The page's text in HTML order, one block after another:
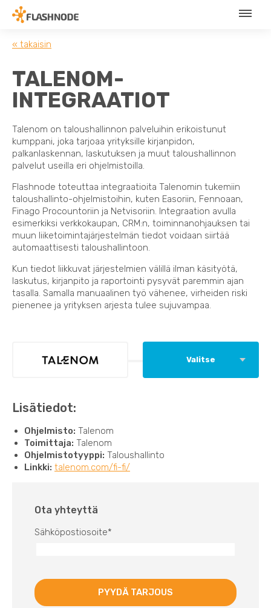
« takaisin
TALENOM-
INTEGRAATIOT
Talenom on taloushallinnon palveluihin erikoistunut
kumppani, joka tarjoaa yrityksille kirjanpidon,
palkanlaskennan, laskutuksen ja muut taloushallinnon
palvelut useilla eri ohjelmistoilla.
Flashnode toteuttaa integraatioita Talenomin tukemiin
taloushallinto-ohjelmistoihin, kuten Easoriin, Fennoaan,
Finago Procountoriin ja Netvisoriin. Integraation avulla
esimerkiksi verkkokaupan, CRM:n, toiminnanohjauksen tai
muun liiketoimintajärjestelmän tiedot voidaan siirtää
automaattisesti taloushallintoon.
Kun tiedot liikkuvat järjestelmien välillä ilman käsityötä,
laskutus, kirjanpito ja raportointi pysyvät paremmin ajan
tasalla. Samalla manuaalinen työ vähenee, virheiden riski
pienenee ja yrityksen arjesta tulee sujuvampaa.
Valitse
Lisätiedot:
Ohjelmisto: Talenom
Toimittaja: Talenom
Ohjelmistotyyppi: Taloushallinto
Linkki: talenom.com/fi-fi/
Ota yhteyttä
Sähköpostiosoite*